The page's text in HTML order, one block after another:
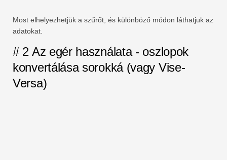
Most elhelyezhetjük a szűrőt, és különböző módon láthatjuk az
adatokat.
# 2 Az egér használata - oszlopok
konvertálása sorokká (vagy Vise-
Versa)